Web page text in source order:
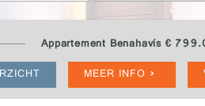
Appartement Benahavís €
MEER INFO